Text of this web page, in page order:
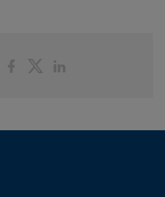
PartagerPartager